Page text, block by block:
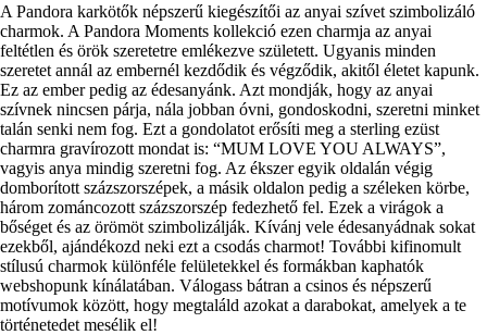
A Pandora karkötők népszerű kiegészítői az anyai szívet szimbolizáló
charmok. A Pandora Moments kollekció ezen charmja az anyai
feltétlen és örök szeretetre emlékezve született. Ugyanis minden
szeretet annál az embernél kezdődik és végződik, akitől életet kapunk.
Ez az ember pedig az édesanyánk. Azt mondják, hogy az anyai
szívnek nincsen párja, nála jobban óvni, gondoskodni, szeretni minket
talán senki nem fog. Ezt a gondolatot erősíti meg a sterling ezüst
charmra gravírozott mondat is: “MUM LOVE YOU ALWAYS”,
vagyis anya mindig szeretni fog. Az ékszer egyik oldalán végig
domborított százszorszépek, a másik oldalon pedig a széleken körbe,
három zománcozott százszorszép fedezhető fel. Ezek a virágok a
bőséget és az örömöt szimbolizálják. Kívánj vele édesanyádnak sokat
ezekből, ajándékozd neki ezt a csodás charmot! További kifinomult
stílusú charmok különféle felületekkel és formákban kaphatók
webshopunk kínálatában. Válogass bátran a csinos és népszerű
motívumok között, hogy megtaláld azokat a darabokat, amelyek a te
történetedet mesélik el!